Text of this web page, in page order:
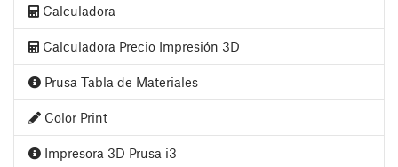
Calculadora
Calculadora Precio Impresión 3D
Prusa Tabla de Materiales
Color Print
Impresora 3D Prusa i3